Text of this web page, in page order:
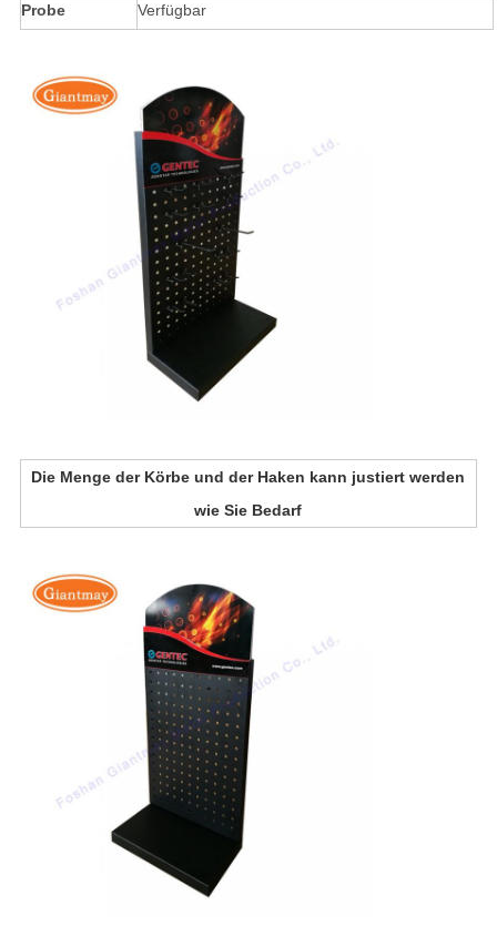
Probe
Verfügbar
Die Menge der Körbe und der Haken kann justiert werden
wie Sie Bedarf